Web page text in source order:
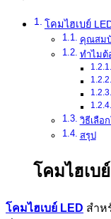
โคมไฮเบย์
คุณสมบั
ทำไมต้
วิธีเลือ
สรุป
โคมไฮเบ
โคมไฮเบย์ LED สำห